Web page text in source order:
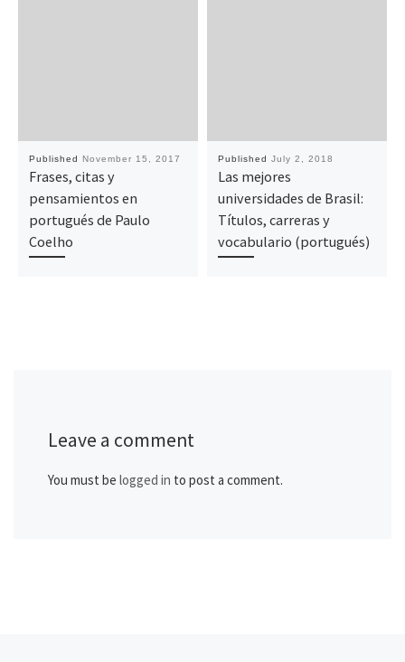
Published November 15, 2017
Frases, citas y
pensamientos en
portugués de Paulo
Coelho
Published July 2, 2018
Las mejores
universidades de Brasil:
Títulos, carreras y
vocabulario (portugués)
Leave a comment
You must be logged in to post a comment.